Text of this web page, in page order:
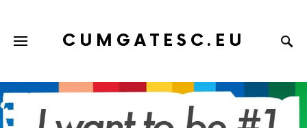
CUMGATESC.EU